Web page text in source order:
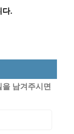
다.
남겨주시면